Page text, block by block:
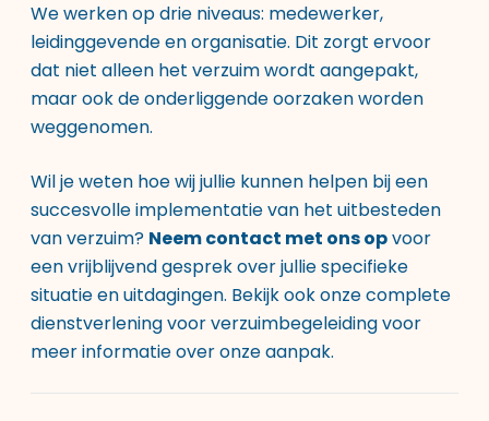
We werken op drie niveaus: medewerker,
leidinggevende en organisatie. Dit zorgt ervoor
dat niet alleen het verzuim wordt aangepakt,
maar ook de onderliggende oorzaken worden
weggenomen.
Wil je weten hoe wij jullie kunnen helpen bij een
succesvolle implementatie van het uitbesteden
van verzuim? Neem contact met ons opvoor
een vrijblijvend gesprek over jullie specifieke
situatie en uitdagingen. Bekijk ook onzecomplete
dienstverlening voor verzuimbegeleidingvoor
meer informatie over onze aanpak.